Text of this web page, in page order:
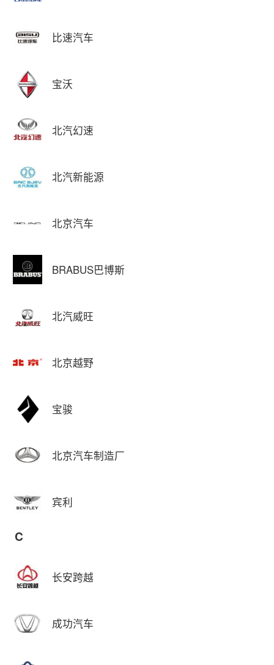
比速汽车
宝沃
北汽幻速
北汽新能源
北京汽车
BRABUS巴博斯
北汽威旺
北京越野
宝骏
北京汽车制造厂
宾利
C
长安跨越
成功汽车